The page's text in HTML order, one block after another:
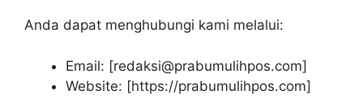
Anda dapat menghubungi kami melalui:
Email: [redaksi@prabumulihpos.com]
Website: [https://prabumulihpos.com]